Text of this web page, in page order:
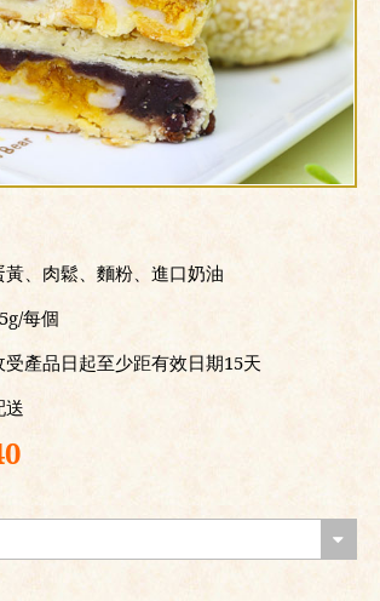
黃、肉鬆、麵粉、進口奶油
每個
受產品日起至少距有效日期15天
送